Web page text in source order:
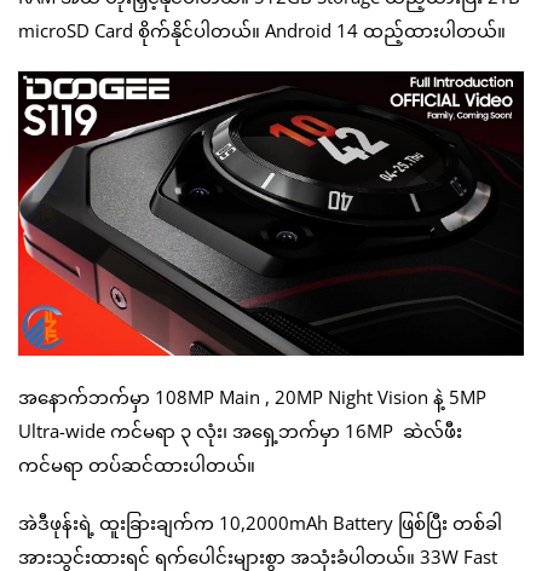
microSD Card စိုက်နိုင်ပါတယ်။ Android 14 ထည့်ထားပါတယ်။
အနောက်ဘက်မှာ 108MP Main , 20MP Night Vision နဲ့ 5MP
Ultra-wide ကင်မရာ ၃ လုံး၊ အရှေ့ဘက်မှာ 16MP ဆဲလ်ဖီး
ကင်မရာ တပ်ဆင်ထားပါတယ်။
အဲဒီဖုန်းရဲ့ ထူးခြားချက်က 10,2000mAh Battery ဖြစ်ပြီး တစ်ခါ
အားသွင်းထားရင် ရက်ပေါင်းများစွာ အသုံးခံပါတယ်။ 33W Fast